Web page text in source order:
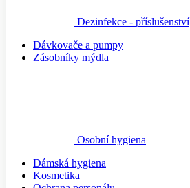
Dezinfekce - příslušenství
Dávkovače a pumpy
Zásobníky mýdla
Osobní hygiena
Dámská hygiena
Kosmetika